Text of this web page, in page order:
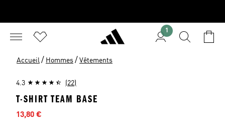
1
Accueil / Hommes / Vêtements
4.3 (22)
T-SHIRT TEAM BASE
Prix en promo
13,80 €